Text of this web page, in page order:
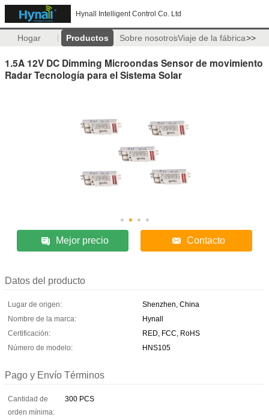
Hynall Intelligent Control Co. Ltd
Hogar Productos Sobre nosotrosViaje de la fábrica>>
1.5A 12V DC Dimming Microondas Sensor de movimiento
Radar Tecnología para el Sistema Solar
Mejor precio Contacto
Datos del producto
Lugar de origen:
Shenzhen, China
Nombre de la marca:
Hynall
Certificación:
RED, FCC, RoHS
Número de modelo:
HNS105
Pago y Envío Términos
Cantidad de
orden mínima:
300 PCS